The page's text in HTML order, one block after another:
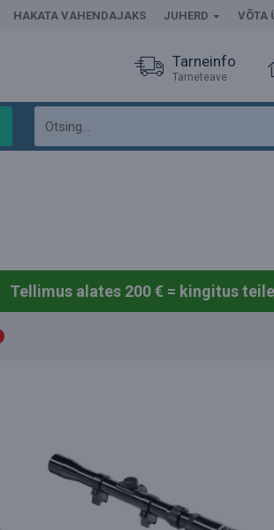
HAKATA VAHENDAJAKS JUHERD VÕTA
Tarneinfo
Tarneteave
Tellimus alates 200 € = kingitus